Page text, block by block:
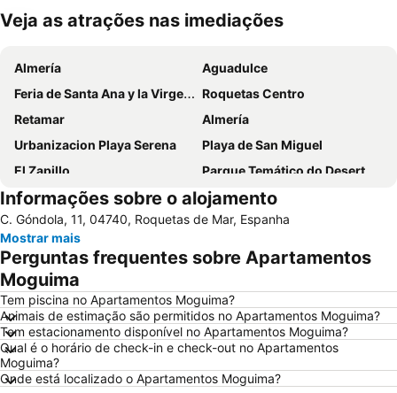
Ampliar mapa
Veja as atrações nas imediações
Almería
Aguadulce
Feria de Santa Ana y la Virgen del Carmen
Roquetas Centro
Retamar
Almería
Urbanizacion Playa Serena
Playa de San Miguel
El Zapillo
Parque Temático do Deserto de Tabernas
Playa de los Genoveses
Parque Natural Cabo de Gata
Urbanización Roquetas de Mar
Monsúl
Puerto de Roquetas de Mar
Palacio Municipal de los Juegos Mediterráneos
Balerma
San Telmo
Tagarete
Las Marinas-El Solanillo
El Puerto-Las Lomas
El Faro
Punta Entinas - Sabinar
Puerto Deportivo Almerimar
Los Almendros
Informações sobre o alojamento
C. Góndola, 11, 04740, Roquetas de Mar, Espanha
Mostrar mais
Perguntas frequentes sobre Apartamentos
Moguima
Tem piscina no Apartamentos Moguima?
Animais de estimação são permitidos no Apartamentos Moguima?
Tem estacionamento disponível no Apartamentos Moguima?
Qual é o horário de check-in e check-out no Apartamentos
Moguima?
Onde está localizado o Apartamentos Moguima?